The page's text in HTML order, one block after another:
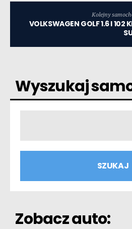
Kolejny
VOLKSWAGEN GOLF 1.6 I 102
Wyszukaj
Zobacz auto: